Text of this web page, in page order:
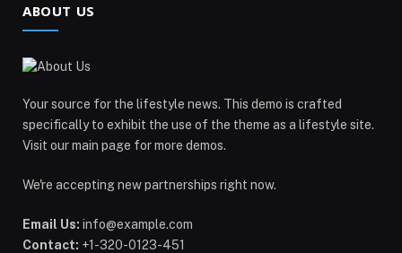
ABOUT US
Your source for the lifestyle news. This demo is crafted
specifically to exhibit the use of the theme as a lifestyle site.
Visit our main page for more demos.
We're accepting new partnerships right now.
Email Us: info@example.com
Contact: +1-320-0123-451